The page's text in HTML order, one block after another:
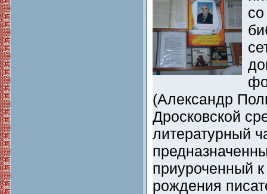
(Александр
Дросковской
литературный
приуроченный
рождения